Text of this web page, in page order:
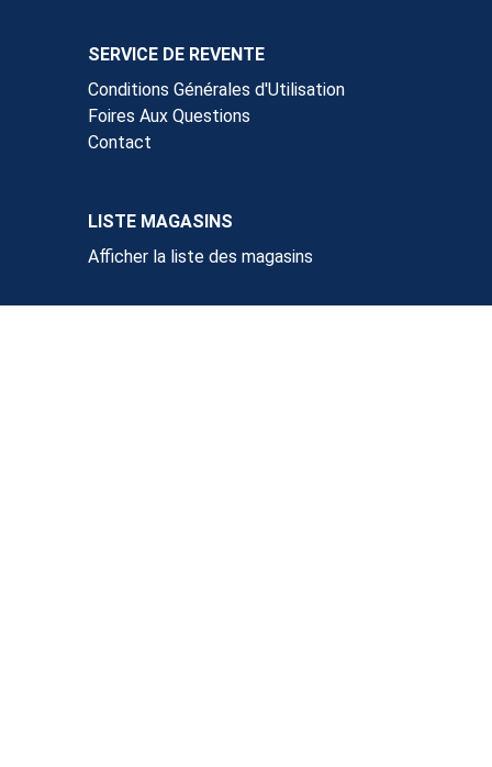
SERVICE DE REVENTE
Conditions Générales d'Utilisation
Foires Aux Questions
Contact
LISTE MAGASINS
Afficher la liste des magasins